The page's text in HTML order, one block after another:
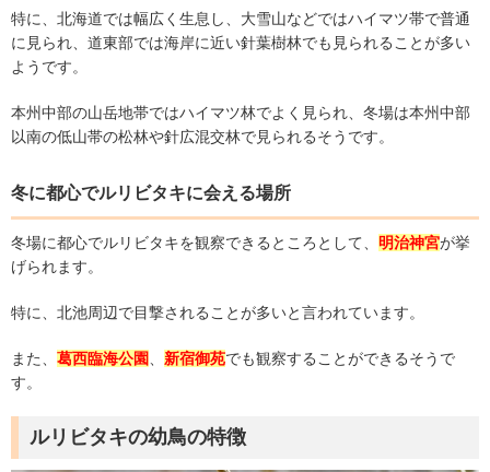
特に、北海道では幅広く生息し、大雪山などではハイマツ帯で普通
に見られ、道東部では海岸に近い針葉樹林でも見られることが多い
ようです。
本州中部の山岳地帯ではハイマツ林でよく見られ、冬場は本州中部
以南の低山帯の松林や針広混交林で見られるそうです。
冬に都心でルリビタキに会える場所
冬場に都心でルリビタキを観察できるところとして、 明治神宮が挙
げられます。
特に、北池周辺で目撃されることが多いと言われています。
また、 葛西臨海公園 新宿御苑でも観察することができるそうで
す。
ルリビタキの幼鳥の特徴